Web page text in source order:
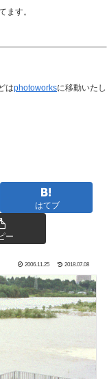
ます。
はphotoworksに移動いたし
はてブ
ー
2006.11.25 2018.07.08